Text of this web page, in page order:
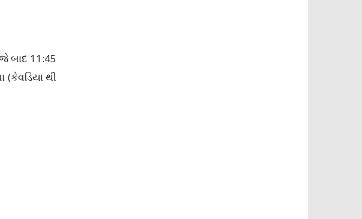
બાદ 11:45
(કેવડિયા થી